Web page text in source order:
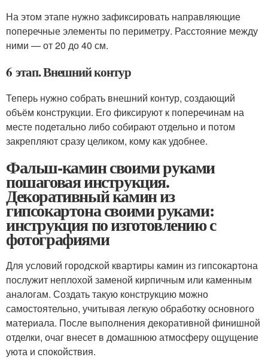
На этом этапе нужно зафиксировать направляющие
поперечные элементы по периметру. Расстояние между
ними — от 20 до 40 см.
6 этап. Внешний контур
Теперь нужно собрать внешний контур, создающий
объём конструкции. Его фиксируют к поперечинам на
месте подетально либо собирают отдельно и потом
закрепляют сразу целиком, кому как удобнее.
Фальш-камин своими руками
пошаговая инструкция.
Декоративный камин из
гипсокартона своими руками:
инструкция по изготовлению с
фотографиями
Для условий городской квартиры камин из гипсокартона
послужит неплохой заменой кирпичным или каменным
аналогам. Создать такую конструкцию можно
самостоятельно, учитывая легкую обработку основного
материала. После выполнения декоративной финишной
отделки, очаг внесет в домашнюю атмосферу ощущение
уюта и спокойствия.